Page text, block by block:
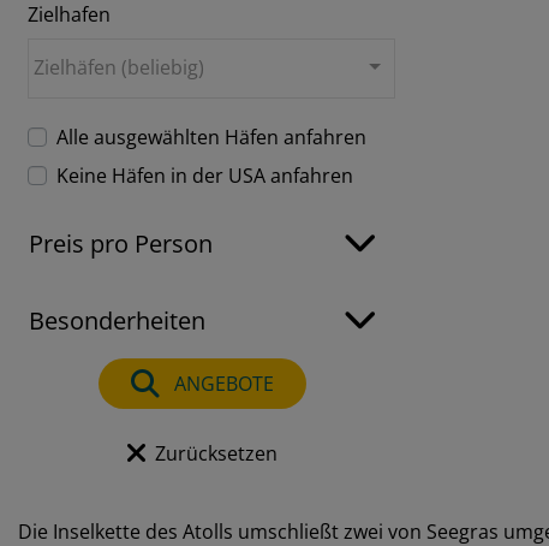
Zielhafen
Zielhäfen (beliebig)
Alle ausgewählten Häfen anfahren
Keine Häfen in der USA anfahren
Preis pro Person
Besonderheiten
ANGEBOTE
Zurücksetzen
Die Inselkette des Atolls umschließt zwei von Seegras